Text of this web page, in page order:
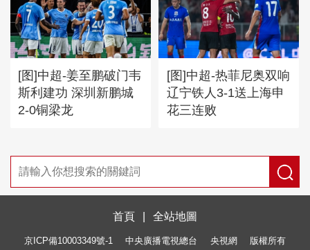
[图]中超-姜至鹏破门韦
斯利建功 深圳新鹏城
2-0铜梁龙
[图]中超-热菲尼奥双响
辽宁铁人3-1送上海申
花三连败
首頁 全站地圖
京ICP備10003349號-1 中央廣播電視總台 央視網 版權所有